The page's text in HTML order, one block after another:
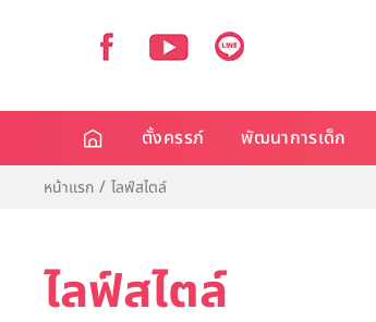
ตั้งครรภ์ พัฒนาการเด็ก
หน้าแรก ไลฟ์สไตล์
ไลฟ์สไตล์